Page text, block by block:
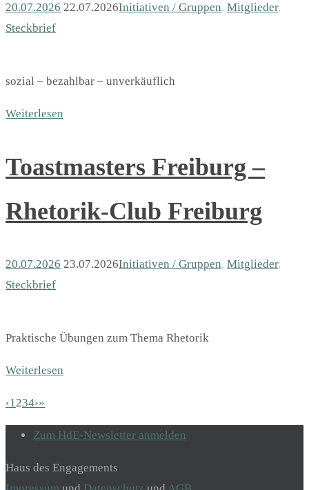
20.07.2026 22.07.2026Initiativen / Gruppen, Mitglieder,
Steckbrief
sozial – bezahlbar – unverkäuflich
Weiterlesen
Toastmasters Freiburg –
Rhetorik-Club Freiburg
20.07.2026 23.07.2026Initiativen / Gruppen, Mitglieder,
Steckbrief
Praktische Übungen zum Thema Rhetorik
Weiterlesen
‹1234›»
Zum HdE-Newsletter anmelden
Haus des Engagements